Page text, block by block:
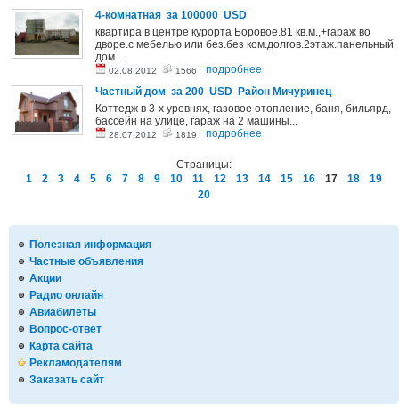
Полезная информация
Частные объявления
Акции
Радио онлайн
Авиабилеты
Вопрос-ответ
Карта сайта
Рекламодателям
Заказать сайт
4-комнатная за 100000 USD
квартира в центре курорта Боровое.81 кв.м.,+гараж во
дворе.с мебелью или без.без ком.долгов.2этаж.панельный
дом....
02.08.2012 1566
подробнее
Частный дом за 200 USD Район Мичуринец
Коттедж в 3-х уровнях, газовое отопление, баня, бильярд,
бассейн на улице, гараж на 2 машины...
28.07.2012 1819 подробнее
Страницы:
1
2 3 4 5 6 7 8 9 10 11 12 13 14 15 16 17 18
19
20